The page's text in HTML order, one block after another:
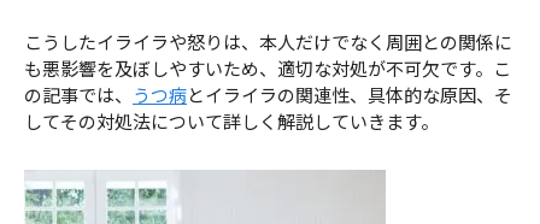
こうしたイライラや怒りは、本人だけでなく周囲との関係に
も悪影響を及ぼしやすいため、適切な対処が不可欠です。こ
の記事では、 うつ病とイライラの関連性、具体的な原因、そ
してその対処法について詳しく解説していきます。